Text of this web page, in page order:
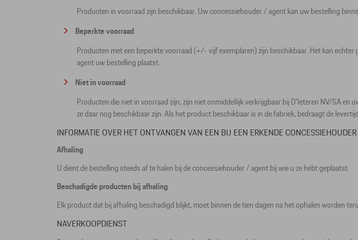
Producten in voorraad zijn beschikbaar. Uw concessiehouder / agent kan uw bestelling
Beperkte voorraad
Producten met een beperkte voorraad (+/- vijf exemplaren) zijn beschikbaar. Het kan
agent uw bestelling plaatst.
Niet in voorraad
Producten die niet in voorraad zijn, zijn niet onmiddellijk verkrijgbaar bij D'Ieteren NV/SA
ze daar nog beschikbaar zijn. Als het product beschikbaar is in de fabriek, bedraagt de
INFORMATIE OVER HET ONTVANGEN VAN EEN BIJ EEN ERKENDE
Afhaling
U dient de bestelling steeds af te halen bij de concessiehouder / agent bij wie u ze hebt geplaatst.
Beschadigde producten bij afhaling
Elk product dat bij afhaling beschadigd blijkt, moet binnen de tien dagen na het ophalen worden
NAVERKOOPDIENST